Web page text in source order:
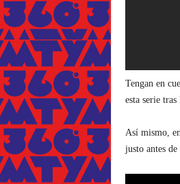
Tengan en
esta serie
Así mismo,
justo antes